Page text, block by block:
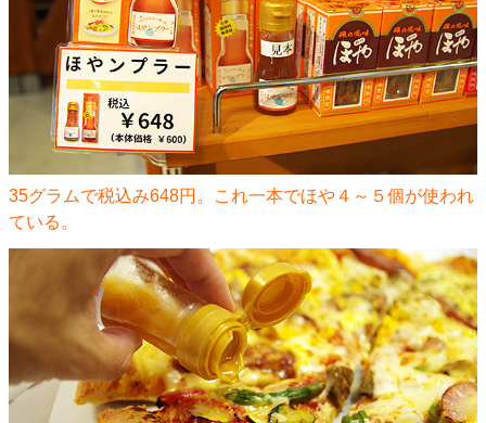
35グラムで税込み648円。これ一本でほや４～５個が使われ
ている。